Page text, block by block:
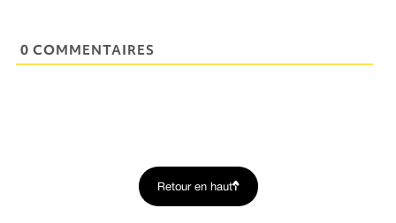
0 COMMENTAIRES
Retour en haut